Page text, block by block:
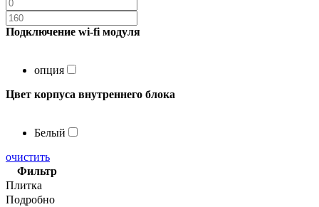
Подключение wi-fi модуля
опция
Цвет корпуса внутреннего блока
Белый
очистить
Фильтр
Плитка
Подробно